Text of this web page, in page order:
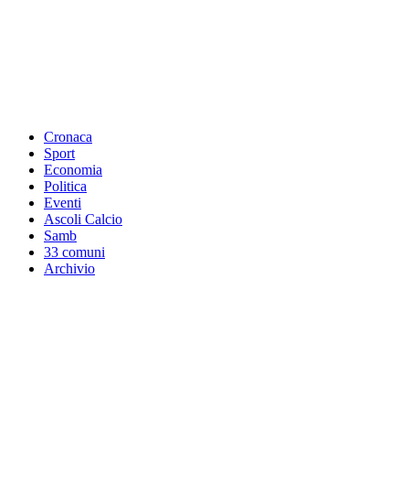
Cronaca
Sport
Economia
Politica
Eventi
Ascoli Calcio
Samb
33 comuni
Archivio